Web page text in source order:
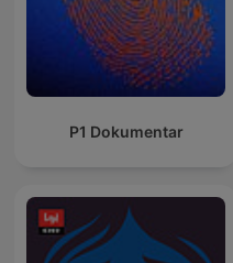
P1 Dokumentar